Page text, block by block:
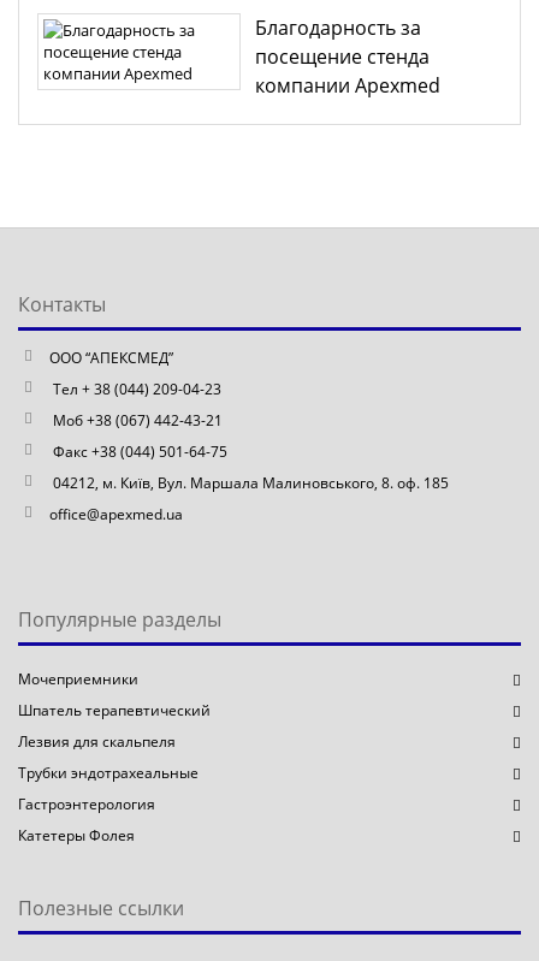
Благодарность за
посещение стенда
компании Apexmed
Контакты
ООО “АПЕКСМЕД”
Тел + 38 (044) 209-04-23
Моб +38 (067) 442-43-21
Факс +38 (044) 501-64-75
04212, м. Київ, Вул. Маршала Малиновського, 8. оф. 185
office@apexmed.ua
Популярные разделы
Мочеприемники
Шпатель терапевтический
Лезвия для скальпеля
Трубки эндотрахеальные
Гастроэнтерология
Катетеры Фолея
Полезные ссылки